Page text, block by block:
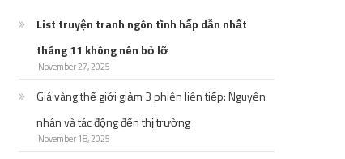
List truyện tranh ngôn tình hấp dẫn nhất
tháng 11 không nên bỏ lỡ
November 27, 2025
Giá vàng thế giới giảm 3 phiên liên tiếp: Nguyên
nhân và tác động đến thị trường
November 18, 2025